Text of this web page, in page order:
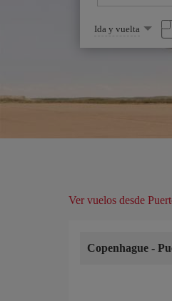
Seleccione
una
opción
Ida y vuelta
Ver vuelos desde
Copenhague -